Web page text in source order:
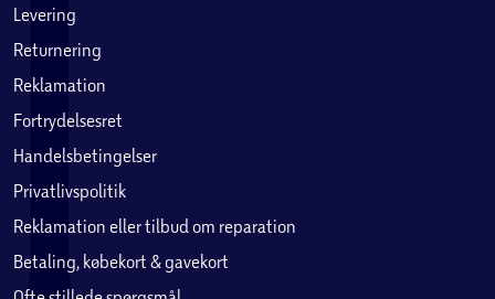
Levering
Returnering
Reklamation
Fortrydelsesret
Handelsbetingelser
Privatlivspolitik
Reklamation eller tilbud om reparation
Betaling, købekort & gavekort